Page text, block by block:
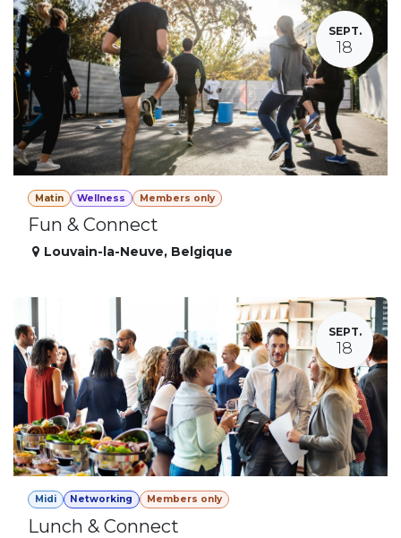
SEPT.
18
Matin Wellness Members only
Fun & Connect
Louvain-la-Neuve, Belgique
SEPT.
18
Midi Networking Members only
Lunch & Connect